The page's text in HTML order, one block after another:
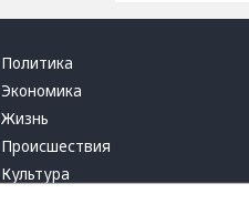
Политика
Экономика
Жизнь
Происшествия
Культура